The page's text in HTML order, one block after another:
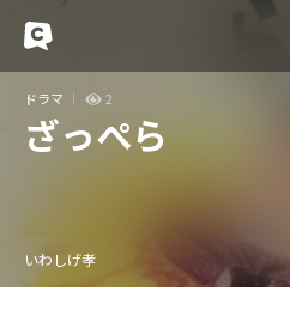
ドラマ 2
ざっぺら
いわしげ孝